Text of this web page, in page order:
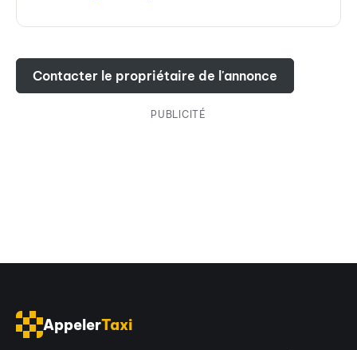
Contacter le propriétaire de l'annonce
PUBLICITÉ
AppelerTaxi